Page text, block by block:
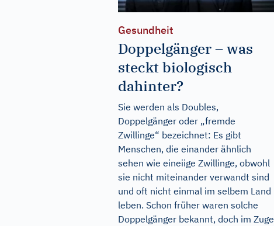
Gesundheit
Doppelgänger – was
steckt biologisch
dahinter?
Sie werden als Doubles,
Doppelgänger oder „fremde
Zwillinge“ bezeichnet: Es gibt
Menschen, die einander ähnlich
sehen wie eineiige Zwillinge, obwohl
sie nicht miteinander verwandt sind
und oft nicht einmal im selbem Land
leben. Schon früher waren solche
Doppelgänger bekannt, doch im Zuge